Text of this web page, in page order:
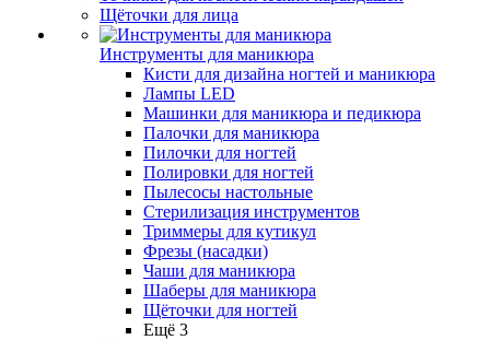
Щёточки для лица
Инструменты для маникюра
Кисти для дизайна ногтей и маникюра
Лампы LED
Машинки для маникюра и педикюра
Палочки для маникюра
Пилочки для ногтей
Полировки для ногтей
Пылесосы настольные
Стерилизация инструментов
Триммеры для кутикул
Фрезы (насадки)
Чаши для маникюра
Шаберы для маникюра
Щёточки для ногтей
Ещё 3